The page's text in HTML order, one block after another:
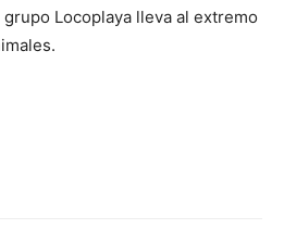
Locoplaya lleva al extremo